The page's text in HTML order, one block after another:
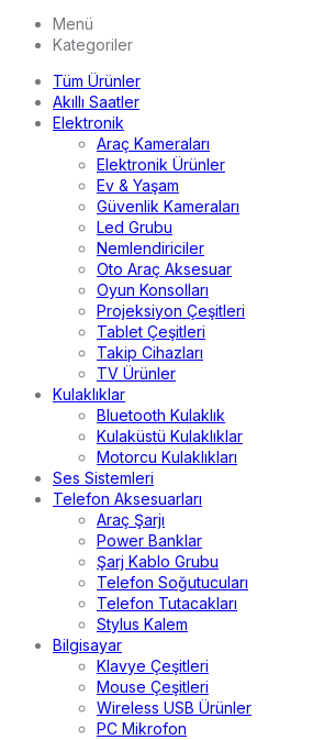
Menü
Kategoriler
Tüm Ürünler
Akıllı Saatler
Elektronik
Araç Kameraları
Elektronik Ürünler
Ev & Yaşam
Güvenlik Kameraları
Led Grubu
Nemlendiriciler
Oto Araç Aksesuar
Oyun Konsolları
Projeksiyon Çeşitleri
Tablet Çeşitleri
Takip Cihazları
TV Ürünler
Kulaklıklar
Bluetooth Kulaklık
Kulaküstü Kulaklıklar
Motorcu Kulaklıkları
Ses Sistemleri
Telefon Aksesuarları
Araç Şarjı
Power Banklar
Şarj Kablo Grubu
Telefon Soğutucuları
Telefon Tutacakları
Stylus Kalem
Bilgisayar
Klavye Çeşitleri
Mouse Çeşitleri
Wireless USB Ürünler
PC Mikrofon